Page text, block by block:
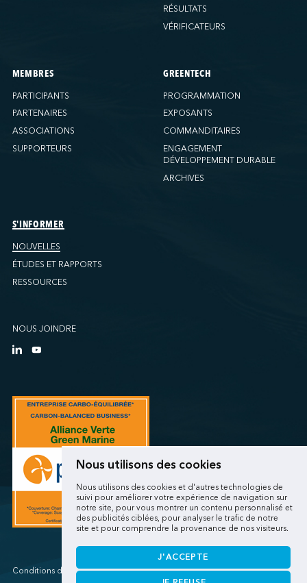
Nous utilisons des cookies
Nous utilisons des cookies et d'autres technologies de
suivi pour améliorer votre expérience de navigation sur
notre site, pour vous montrer un contenu personnalisé et
des publicités ciblées, pour analyser le trafic de notre
site et pour comprendre la provenance de nos visiteurs.
J'ACCEPTE
RÉSULTATS
VÉRIFICATEURS
MEMBRES
PARTICIPANTS
PARTENAIRES
ASSOCIATIONS
SUPPORTEURS
GREENTECH
PROGRAMMATION
EXPOSANTS
COMMANDITAIRES
ENGAGEMENT
DÉVELOPPEMENT DURABLE
ARCHIVES
S'INFORMER
NOUVELLES
ÉTUDES ET RAPPORTS
RESSOURCES
NOUS JOINDRE
Conditions d'utilisations/Renseignements personnels